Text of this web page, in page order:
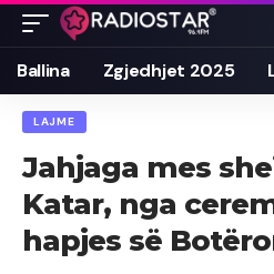
Ballina Zgjedhjet 2025
LAJME
Jahjaga mes
Katar, nga
hapjes së